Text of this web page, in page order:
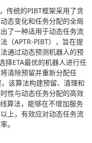
传统的PIBT框架采用了贪
态变化和任务分配的全局
了一种适用于动态任务流
（APTR-PIBT），旨在提
通过动态预测机器人的预
择ETA最优的机器人进行任
清除预留并重新分配任
该算法构建预留、清理和
性与动态任务分配的高效
算法，能够在不增加服务
上，有效应对动态任务流
。